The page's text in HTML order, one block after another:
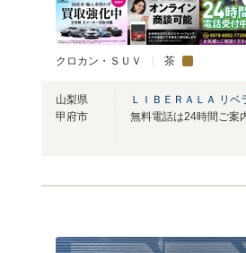
クロカン・ＳＵＶ 茶
山梨県
甲府市
ＬＩＢＥＲＡＬＡ リベ